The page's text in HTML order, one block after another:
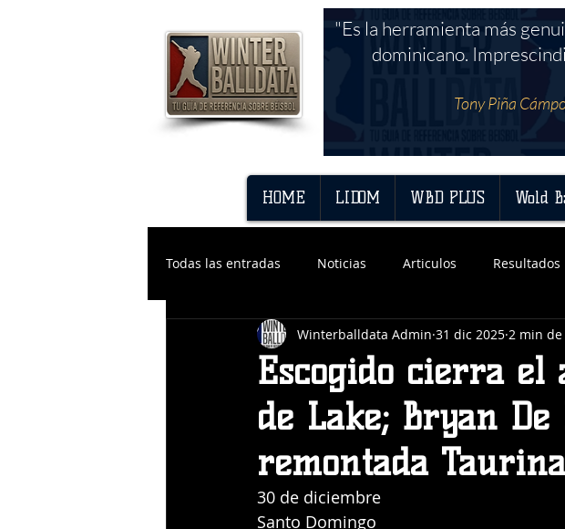
HOME LIDOM WBD PLUS Wold
"Es la herramienta más
dominicano.
Tony Piña
Todas las entradas Noticias Articulos Resultados
Escogido cierra el
de Lake; Bryan
remontada
Winterballdata Admin 31 dic 2025 2 min
30 de diciembre
Santo Domingo